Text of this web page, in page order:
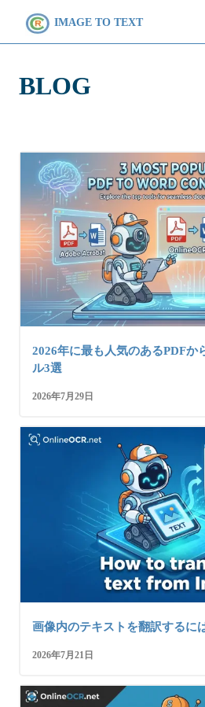
IMAGE TO TEXT
BLOG
2026年に最も人気のあるPDFか
ル3選
2026年7月29日
画像内のテキストを翻訳するに
2026年7月21日